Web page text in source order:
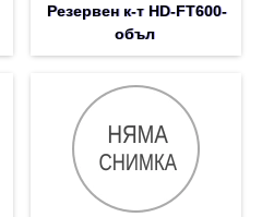
Резервен к-т HD-FT600-
объл